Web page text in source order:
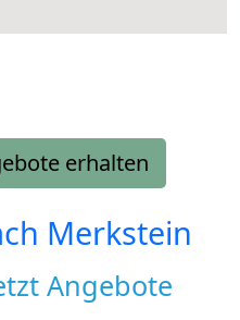
erhalten
Merkstein
Angebote